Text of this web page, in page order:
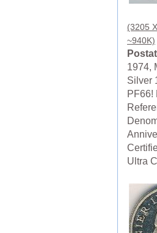
(3205
~940K)
1974,
Silver
PF66!
Ultra